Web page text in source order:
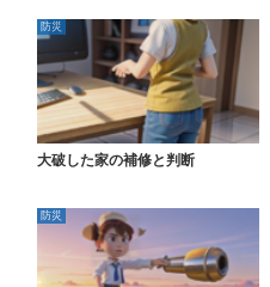
防災
大破した家の補修と判断
防災